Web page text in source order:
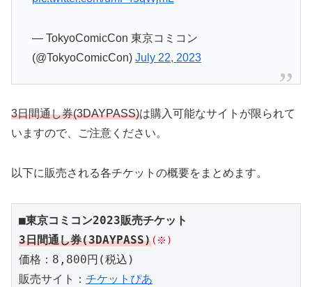
— TokyoComicCon 東京コミコン
(@TokyoComicCon) July 22, 2023
3日間通し券(3DAYPASS)は購入可能なサイトが限られて
いますので、ご注意ください。
以下に販売される各チケットの概要をまとめます。
■東京コミコン2023販売チケット
3日間通し券(3DAYPASS)(※)
価格：8,800円(税込)
販売サイト： チケットぴあ